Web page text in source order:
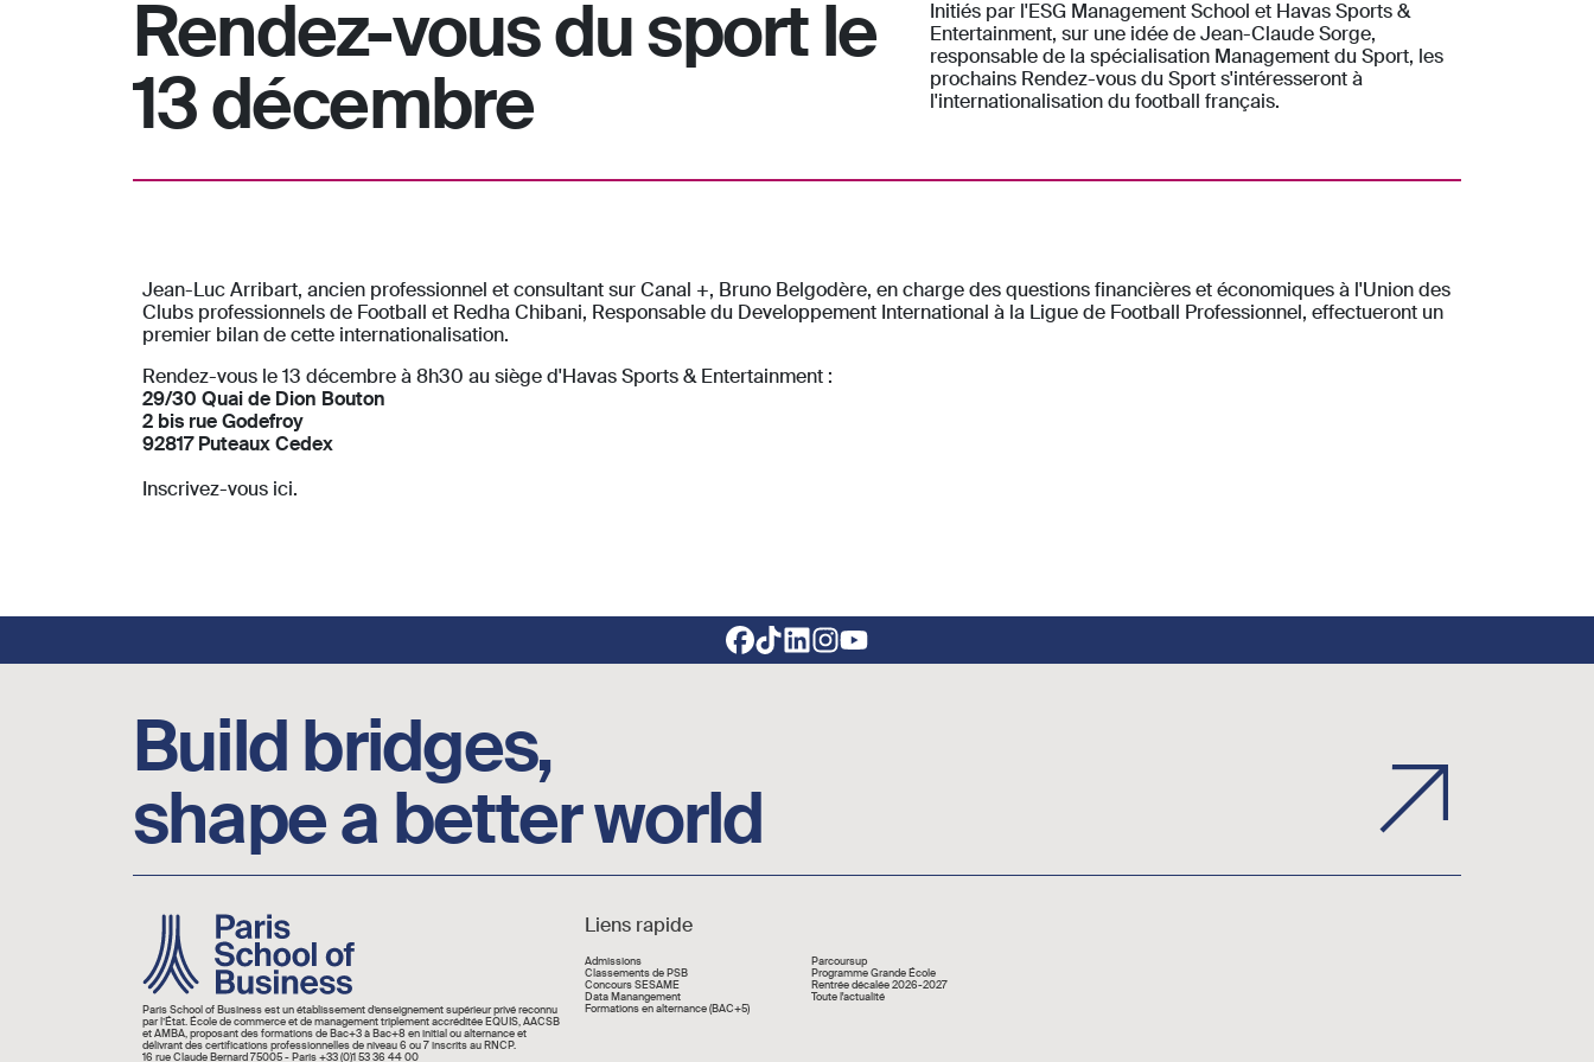
Rendez-vous du sport le
13 décembre
Initiés par l'ESG Management School et Havas Sports &
Entertainment, sur une idée de Jean-Claude Sorge,
responsable de la spécialisation Management du Sport, les
prochains Rendez-vous du Sport s'intéresseront à
l'internationalisation du football français.
Jean-Luc Arribart, ancien professionnel et consultant sur Canal +, Bruno Belgodère, en charge des questions financières et économiques à l'Union des
Clubs professionnels de Football et Redha Chibani, Responsable du Developpement International à la Ligue de Football Professionnel, effectueront un
premier bilan de cette internationalisation.
Rendez-vous le 13 décembre à 8h30 au siège d'Havas Sports & Entertainment :
29/30 Quai de Dion Bouton
2 bis rue Godefroy
92817 Puteaux Cedex
Inscrivez-vous ici.
Build bridges,
shape a better world
Image
Paris School of Business est un établissement d’enseignement supérieur privé reconnu
par l’État. École de commerce et de management triplement accréditée EQUIS, AACSB
et AMBA, proposant des formations de Bac+3 à Bac+8 en initial ou alternance et
délivrant des certifications professionnelles de niveau 6 ou 7 inscrits au RNCP.
16 rue Claude Bernard 75005 - Paris +33 (0)1 53 36 44 00
Liens rapide
Liens rapide
Admissions
Classements de PSB
Concours SESAME
Data Manangement
Formations en alternance (BAC+5)
Parcoursup
Programme Grande École
Rentrée décalée 2026-2027
Toute l'actualité